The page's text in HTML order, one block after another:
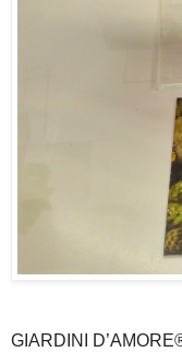
GIARDINI